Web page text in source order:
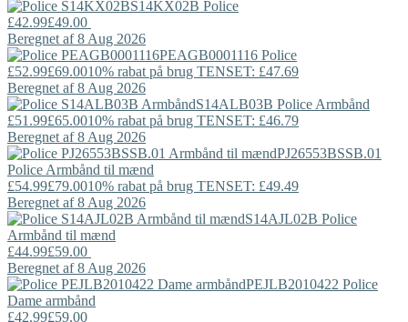
S14KX02B Police
£42.99£49.00
Beregnet af 8 Aug 2026
PEAGB0001116 Police
£52.99£69.0010% rabat på brug TENSET: £47.69
Beregnet af 8 Aug 2026
S14ALB03B Police Armbånd
£51.99£65.0010% rabat på brug TENSET: £46.79
Beregnet af 8 Aug 2026
PJ26553BSSB.01
Police Armbånd til mænd
£54.99£79.0010% rabat på brug TENSET: £49.49
Beregnet af 8 Aug 2026
S14AJL02B Police
Armbånd til mænd
£44.99£59.00
Beregnet af 8 Aug 2026
PEJLB2010422 Police
Dame armbånd
£42.99£59.00